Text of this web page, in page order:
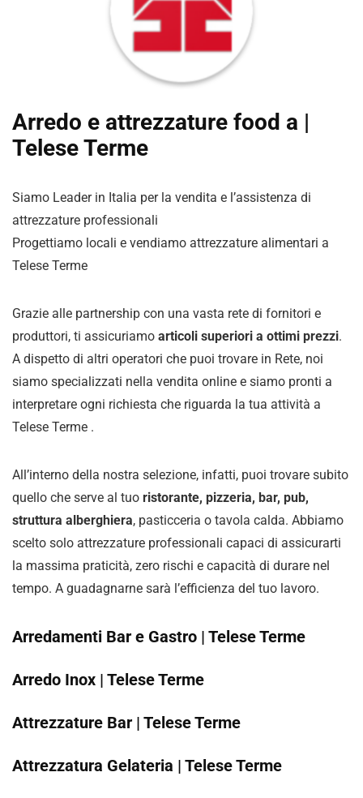
Arredo e attrezzature food a |
Telese Terme
Siamo Leader in Italia per la vendita e l’assistenza di
attrezzature professionali
Progettiamo locali e vendiamo attrezzature alimentari a
Telese Terme
Grazie alle partnership con una vasta rete di fornitori e
produttori, ti assicuriamo articoli superiori a ottimi prezzi.
A dispetto di altri operatori che puoi trovare in Rete, noi
siamo specializzati nella vendita online e siamo pronti a
interpretare ogni richiesta che riguarda la tua attività a
Telese Terme .
All’interno della nostra selezione, infatti, puoi trovare subito
quello che serve al tuo ristorante, pizzeria, bar, pub,
struttura alberghiera, pasticceria o tavola calda. Abbiamo
scelto solo attrezzature professionali capaci di assicurarti
la massima praticità, zero rischi e capacità di durare nel
tempo. A guadagnarne sarà l’efficienza del tuo lavoro.
Arredamenti Bar e Gastro | Telese Terme
Arredo Inox | Telese Terme
Attrezzature Bar | Telese Terme
Attrezzatura Gelateria | Telese Terme